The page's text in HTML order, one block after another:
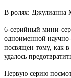
В ролях: Джулианна
6-серийный мини-
одноименной
посвящен тому, как
удалось
Первую серию